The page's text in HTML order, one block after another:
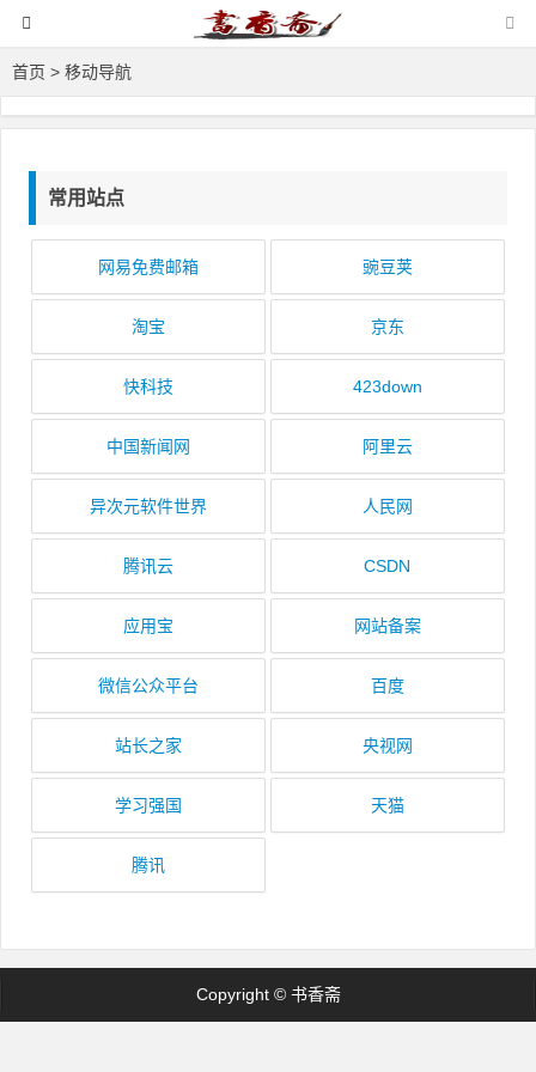
首页 > 移动导航
常用站点
网易免费邮箱 豌豆荚
淘宝 京东
快科技 423down
中国新闻网 阿里云
异次元软件世界 人民网
腾讯云 CSDN
应用宝 网站备案
微信公众平台 百度
站长之家 央视网
学习强国 天猫
腾讯
Copyright © 书香斋